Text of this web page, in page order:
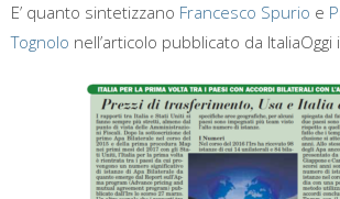
E’ quanto sintetizzano Francesco Spurio e
Tognolo nell’articolo pubblicato da ItaliaOggi